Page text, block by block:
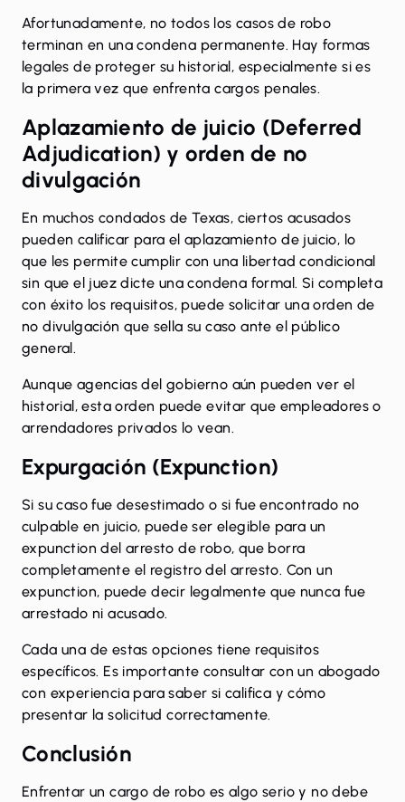
Afortunadamente, no todos los casos de robo
terminan en una condena permanente. Hay formas
legales de proteger su historial, especialmente si es
la primera vez que enfrenta cargos penales.
Aplazamiento de juicio (Deferred
Adjudication) y orden de no
divulgación
En muchos condados de Texas, ciertos acusados
pueden calificar para el aplazamiento de juicio, lo
que les permite cumplir con una libertad condicional
sin que el juez dicte una condena formal. Si completa
con éxito los requisitos, puede solicitar una orden de
no divulgación que sella su caso ante el público
general.
Aunque agencias del gobierno aún pueden ver el
historial, esta orden puede evitar que empleadores o
arrendadores privados lo vean.
Expurgación (Expunction)
Si su caso fue desestimado o si fue encontrado no
culpable en juicio, puede ser elegible para un
expunction del arresto de robo, que borra
completamente el registro del arresto. Con un
expunction, puede decir legalmente que nunca fue
arrestado ni acusado.
Cada una de estas opciones tiene requisitos
específicos. Es importante consultar con un abogado
con experiencia para saber si califica y cómo
presentar la solicitud correctamente.
Conclusión
Enfrentar un cargo de robo es algo serio y no debe